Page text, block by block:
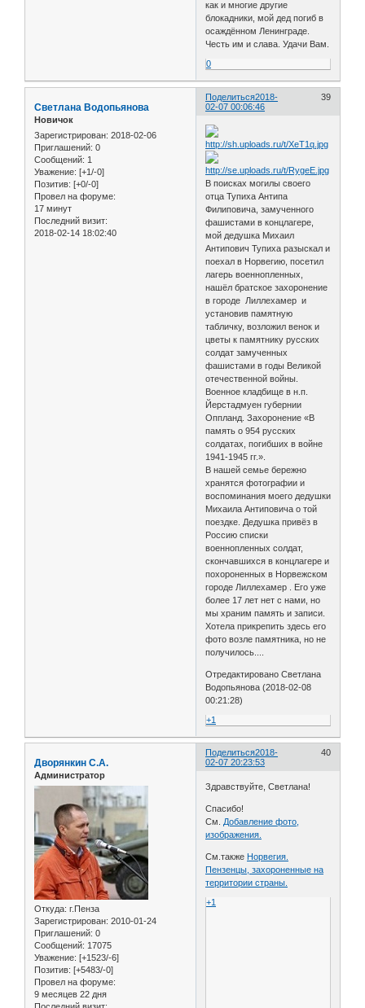
как и многие другие
блокадники, мой дед погиб в
осаждённом Ленинграде.
Честь им и слава. Удачи Вам.
0
Поделиться 39
2018-
02-07 00:06:46
Светлана Водопьянова
Новичок
Зарегистрирован: 2018-02-06
Приглашений: 0
Сообщений: 1
Уважение: [+1/-0]
Позитив: [+0/-0]
Провел на форуме:
17 минут
Последний визит:
2018-02-14 18:02:40
В поисках могилы своего
отца Тупиха Антипа
Филиповича, замученного
фашистами в концлагере,
мой дедушка Михаил
Антипович Тупиха разыскал и
поехал в Норвегию, посетил
лагерь военнопленных,
нашёл братское захоронение
в городе Лиллехамер и
установив памятную
табличку, возложил венок и
цветы к памятнику русских
солдат замученных
фашистами в годы Великой
отечественной войны.
Военное кладбище в н.п.
Йерстадмуен губернии
Оппланд. Захоронение «В
память о 954 русских
солдатах, погибших в войне
1941-1945 гг.».
В нашей семье бережно
хранятся фотографии и
воспоминания моего дедушки
Михаила Антиповича о той
поездке. Дедушка привёз в
Россию списки
военнопленных солдат,
скончавшихся в концлагере и
похороненных в Норвежском
городе Лиллехамер . Его уже
более 17 лет нет с нами, но
мы храним память и записи.
Хотела прикрепить здесь его
фото возле памятника, но не
получилось....
Отредактировано Светлана
Водопьянова (2018-02-08
00:21:28)
+1
Поделиться 40
2018-
02-07 20:23:53
Дворянкин С.А.
Администратор
Откуда: г.Пенза
Зарегистрирован: 2010-01-24
Приглашений: 0
Сообщений: 17075
Уважение: [+1523/-6]
Позитив: [+5483/-0]
Провел на форуме:
9 месяцев 22 дня
Здравствуйте, Светлана!
Спасибо!
См. Добавление фото,
изображения.
См.также Норвегия.
Пензенцы, захороненные на
территории страны.
+1